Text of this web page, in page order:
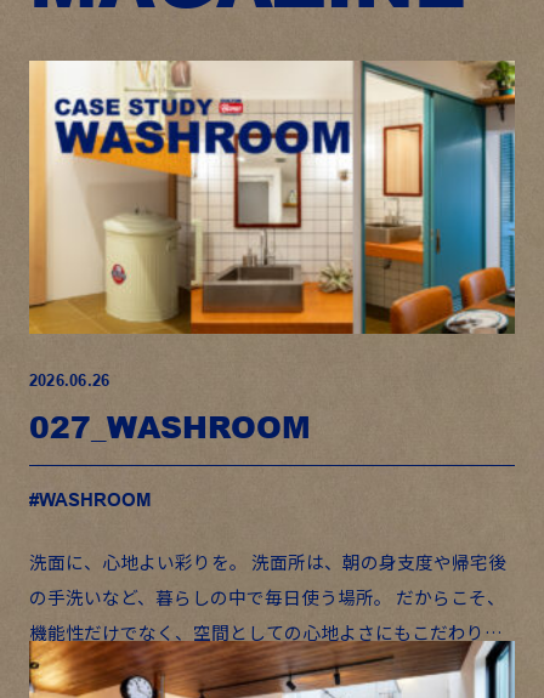
2026.06.26
027_WASHROOM
#WASHROOM
洗面に、心地よい彩りを。 洗面所は、朝の身支度や帰宅後
の手洗いなど、暮らしの中で毎日使う場所。 だからこそ、
機能性だけでなく、空間としての心地よさにもこだわりた
い。 今回ご紹介するのは、DULTONのステンレスシンクを